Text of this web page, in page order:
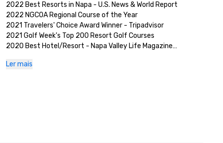
2022 Best Resorts in Napa - U.S. News & World Report
2022 NGCOA Regional Course of the Year
2021 Travelers' Choice Award Winner - Tripadvisor
2021 Golf Week's Top 200 Resort Golf Courses
2020 Best Hotel/Resort - Napa Valley Life Magazine
2020 Best Day Spa - Napa Valley Life Magazine
Ler mais